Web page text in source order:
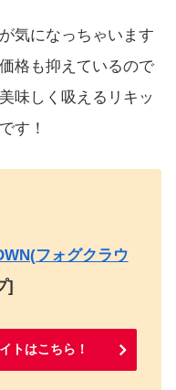
気になっちゃいます
格も抑えているので
味しく吸えるリキッ
す！
フォグクラウ
]
トはこちら！